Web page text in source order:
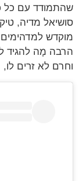
עם כל כך
מדיה,
למדהימים
מָה להגיד להם!
לא זרים לו,